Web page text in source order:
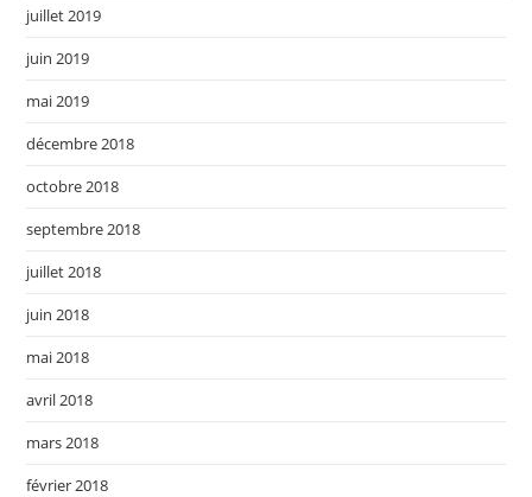
juillet 2019
juin 2019
mai 2019
décembre 2018
octobre 2018
septembre 2018
juillet 2018
juin 2018
mai 2018
avril 2018
mars 2018
février 2018